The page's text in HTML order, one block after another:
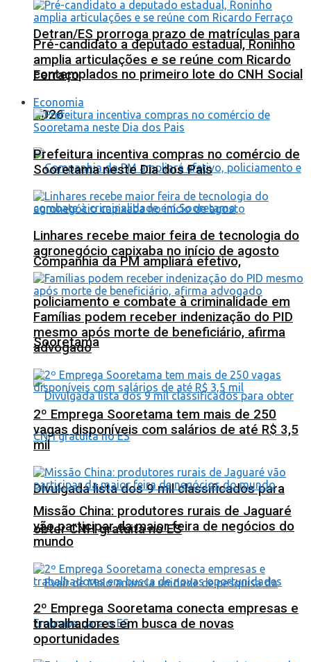
Detran/ES prorroga prazo de matrículas para
contemplados no primeiro lote do CNH Social
2026
Companhia da PM ampliará efetivo,
policiamento e combate à criminalidade em
Sooretama
Divulgada lista dos 9 mil classificados para
obter CNH gratuita no ES
Pré-candidato a deputado estadual, Roninho
amplia articulações e se reúne com Ricardo
Ferraço
Economia
Prefeitura incentiva compras no comércio de
Sooretama neste Dia dos Pais
Linhares recebe maior feira de tecnologia do
agronegócio capixaba no início de agosto
Famílias podem receber indenização do PID
mesmo após morte de beneficiário, afirma
advogado
2º Emprega Sooretama tem mais de 250
vagas disponíveis com salários de até R$ 3,5
mil
Missão China: produtores rurais de Jaguaré
vão participar da maior feira de negócios do
mundo
2º Emprega Sooretama conecta empresas e
trabalhadores em busca de novas
oportunidades